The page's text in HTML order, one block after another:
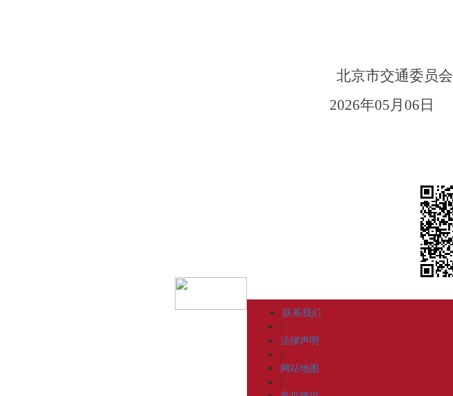
北京市交通委员会
2026年05月06日
联系我们
|
法律声明
|
网站地图
|